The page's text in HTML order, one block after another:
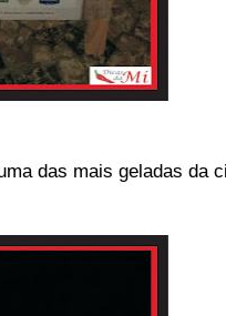
das mais geladas da